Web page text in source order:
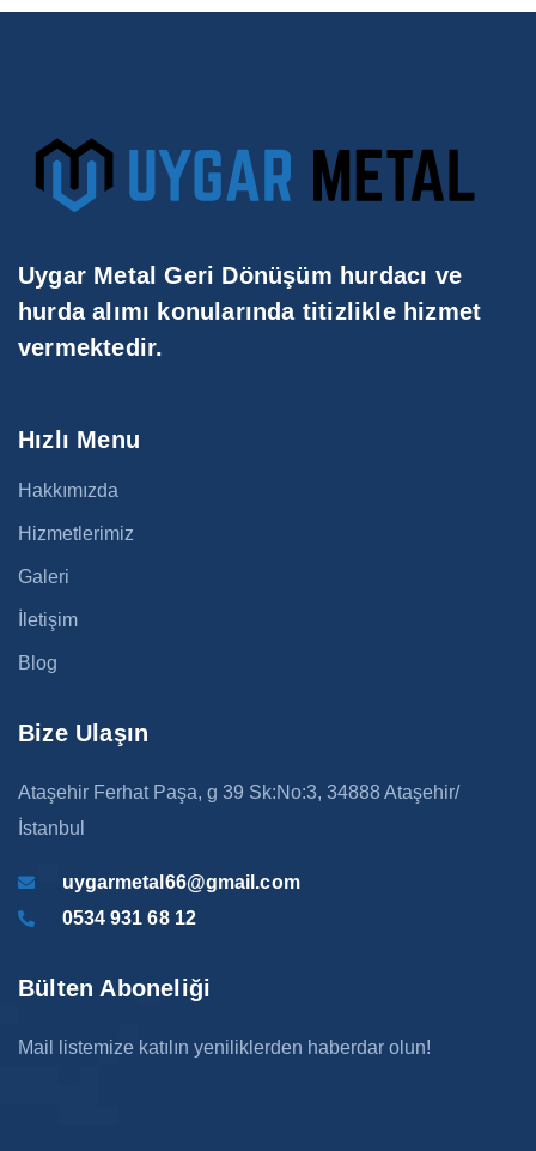
Uygar Metal Geri Dönüşüm hurdacı ve
hurda alımı konularında titizlikle hizmet
vermektedir.
Hızlı Menu
Hakkımızda
Hizmetlerimiz
Galeri
İletişim
Blog
Bize Ulaşın
Ataşehir Ferhat Paşa, g 39 Sk:No:3, 34888 Ataşehir/
İstanbul
uygarmetal66@gmail.com
0534 931 68 12
Bülten Aboneliği
Mail listemize katılın yeniliklerden haberdar olun!